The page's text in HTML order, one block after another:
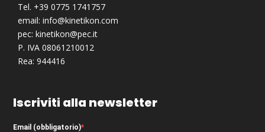
Tel. +39 0775 1741757
email:info@kinetikon.com
pec:kinetikon@pec.it
P. IVA 08061210012
Rea: 944416
Iscriviti alla newsletter
Email (obbligatorio)